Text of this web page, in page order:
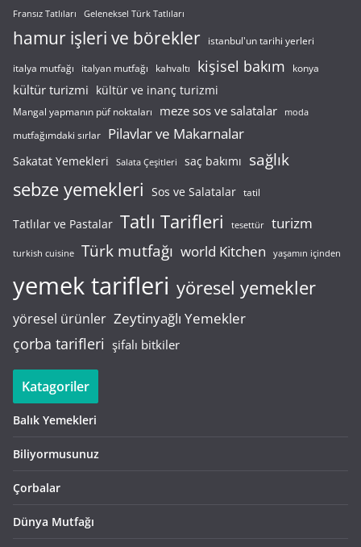
Fransız Tatlıları Geleneksel Türk Tatlıları
hamur işleri ve börekler istanbul'un tarihi yerleri
italya mutfağı italyan mutfağı kahvaltı kişisel bakım konya
kültür turizmi kültür ve inanç turizmi
Mangal yapmanın püf noktaları meze sos ve salatalar moda
mutfağımdaki sırlar Pilavlar ve Makarnalar
Sakatat Yemekleri Salata Çeşitleri saç bakımı sağlık
sebze yemekleri Sos ve Salatalar tatil
Tatlılar ve Pastalar Tatlı Tarifleri tesettür turizm
turkish cuisine Türk mutfağı world Kitchen yaşamın içinden
yemek tarifleri yöresel yemekler
yöresel ürünler Zeytinyağlı Yemekler
çorba tarifleri şifalı bitkiler
Katagoriler
Balık Yemekleri
Biliyormusunuz
Çorbalar
Dünya Mutfağı